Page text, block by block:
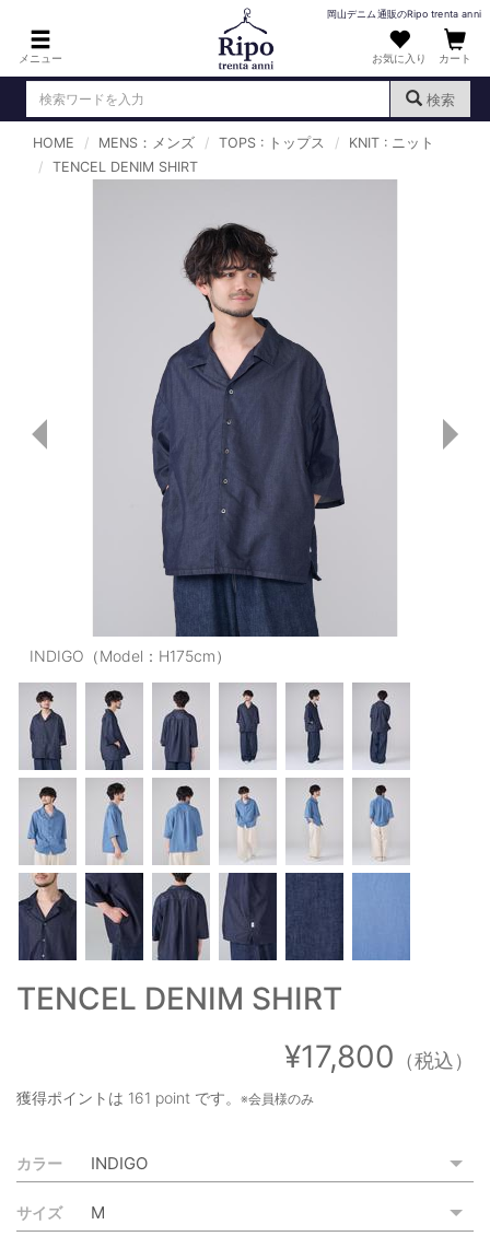
メニュー
岡山デニム通販のRipo trenta anni
お気に入り カート
検索
ログイン （新規会員登録
DENIM : デニム
T-SHIRT : Tシャツ
KNIT : ニット
SHIRT : シャツ
OUTERS : アウター
LADIES : レディース
DENIM : デニム
PANTS/SKIRT : パンツ・スカート
TOPS : トップス
OUTERS : アウター
OUTLET : アウトレット
MENS : メンズ
LADIES : レディース
新規会員登録
お買い物カゴ
ご利用ガイド
ご利用規約
HOME MENS：メンズ TOPS : トップス
KNIT : ニット
TENCEL DENIM SHIRT
INDIGO（Model：H175cm）
TENCEL DENIM SHIRT
¥17,800 （税込）
獲得ポイントは 161 point です。 ※会員様のみ
カラー
サイズ